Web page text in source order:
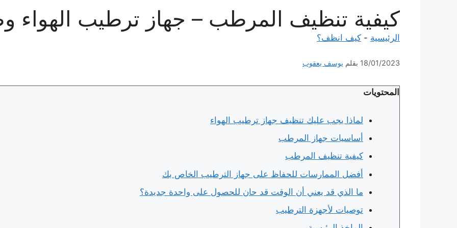
كيفية تنظيف المرطب – جهاز ترطيب الهواء
الرئيسية - كيف انظف؟
18/01/2023 بقلم يوسف يعقوب
المحتويات
لماذا يجب عليك تنظيف جهاز ترطيب الهواء
أساسيات جهاز المرطب
كيفية تنظيف المرطب
أفضل الممارسات للحفاظ على جهاز الترطيب الخاص بك
ما الذي قد يعني أن الوقت قد حان للحصول على واحدة جديدة؟
توصيات لأجهزة الترطيب